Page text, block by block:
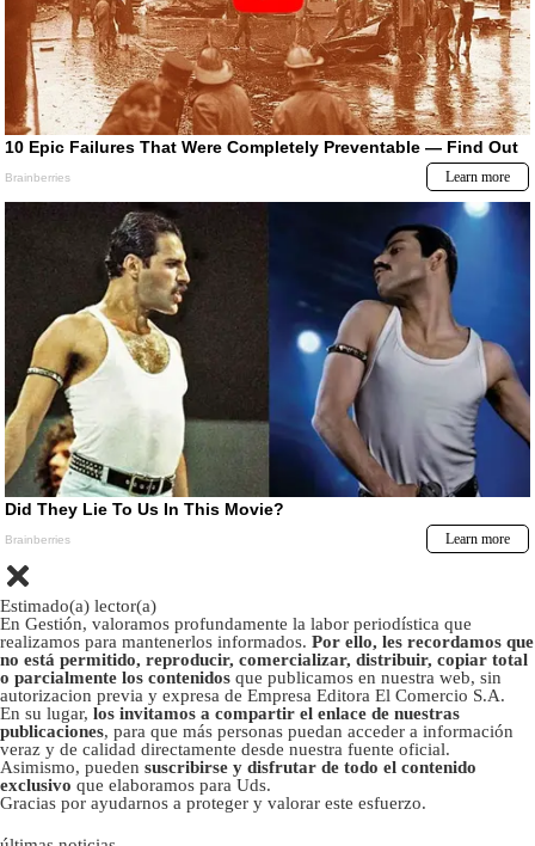
Estimado(a) lector(a)
En Gestión, valoramos profundamente la labor periodística que
realizamos para mantenerlos informados. Por ello, les recordamos que
no está permitido, reproducir, comercializar, distribuir, copiar total
o parcialmente los contenidos que publicamos en nuestra web, sin
autorizacion previa y expresa de Empresa Editora El Comercio S.A.
En su lugar, los invitamos a compartir el enlace de nuestras
publicaciones, para que más personas puedan acceder a información
veraz y de calidad directamente desde nuestra fuente oficial.
Asimismo, pueden suscribirse y disfrutar de todo el contenido
exclusivo que elaboramos para Uds.
Gracias por ayudarnos a proteger y valorar este esfuerzo.